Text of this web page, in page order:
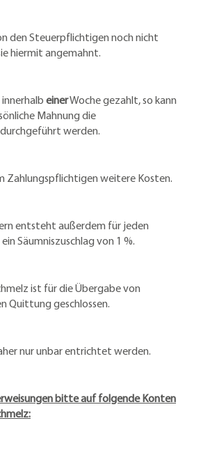
den Steuerpflichtigen noch nicht
hiermit angemahnt.
einerWoche gezahlt, so kann
Mahnung die
werden.
Zahlungspflichtigen weitere Kosten.
entsteht außerdem für jeden
Säumniszuschlag von 1 %.
ist für die Übergabe von
Quittung geschlossen.
nur unbar entrichtet werden.
bitte auf folgende Konten